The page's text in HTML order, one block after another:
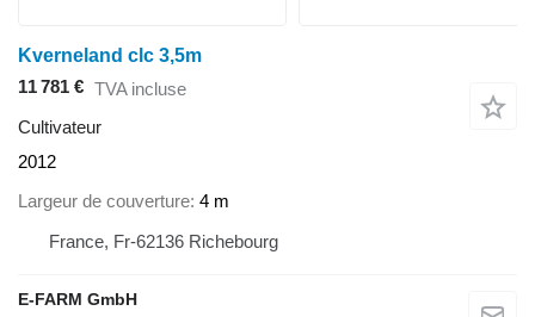
Kverneland clc 3,5m
11 781 € TVA incluse
Cultivateur
2012
Largeur de couverture 4 m
France, Fr-62136 Richebourg
E-FARM GmbH